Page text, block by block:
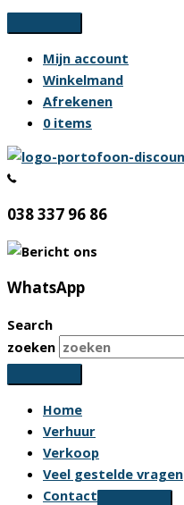
Ga
naar
inhoud
Mijn account
Winkelmand
Afrekenen
0 items
038 337 96 86
WhatsApp
Search
zoeken
Home
Verhuur
Verkoop
Veel gestelde vragen
Contact